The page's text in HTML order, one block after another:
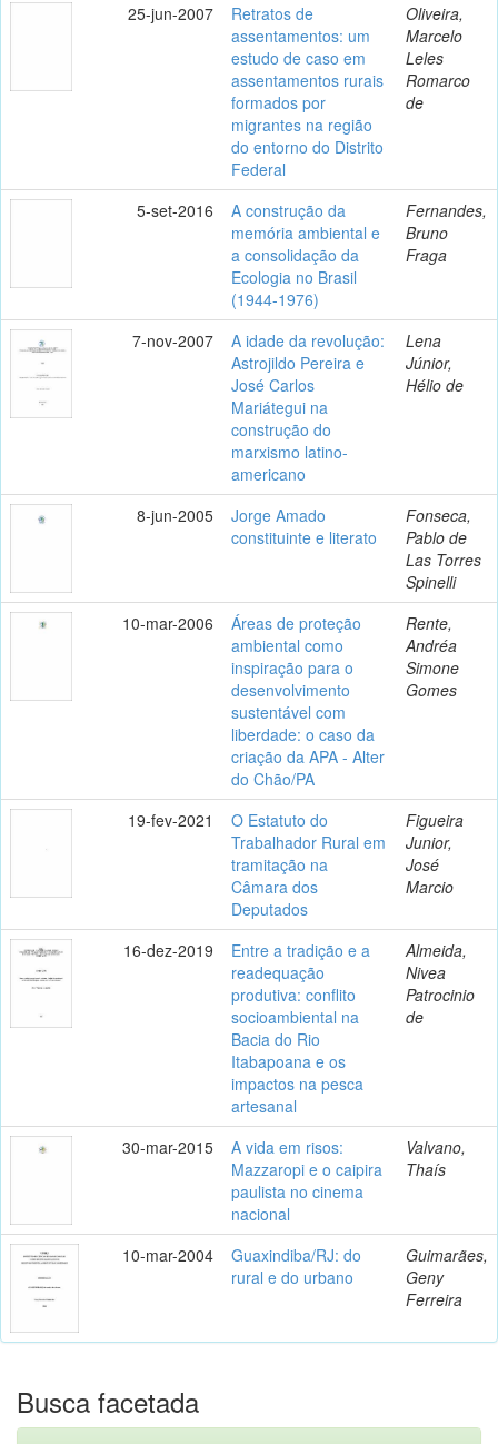
25-jun-2007
Retratos de
assentamentos: um
estudo de caso em
assentamentos rurais
formados por
migrantes na região
do entorno do Distrito
Federal
Oliveira,
Marcelo
Leles
Romarco
de
5-set-2016
A construção da
memória ambiental e
a consolidação da
Ecologia no Brasil
(1944-1976)
Fernandes,
Bruno
Fraga
7-nov-2007
A idade da revolução:
Astrojildo Pereira e
José Carlos
Mariátegui na
construção do
marxismo latino-
americano
Lena
Júnior,
Hélio de
8-jun-2005
Jorge Amado
constituinte e literato
Fonseca,
Pablo de
Las Torres
Spinelli
10-mar-2006
Áreas de proteção
ambiental como
inspiração para o
desenvolvimento
sustentável com
liberdade: o caso da
criação da APA - Alter
do Chão/PA
Rente,
Andréa
Simone
Gomes
19-fev-2021
O Estatuto do
Trabalhador Rural em
tramitação na
Câmara dos
Deputados
Figueira
Junior,
José
Marcio
16-dez-2019
Entre a tradição e a
readequação
produtiva: conflito
socioambiental na
Bacia do Rio
Itabapoana e os
impactos na pesca
artesanal
Almeida,
Nivea
Patrocinio
de
30-mar-2015
A vida em risos:
Mazzaropi e o caipira
paulista no cinema
nacional
Valvano,
Thaís
10-mar-2004
Guaxindiba/RJ: do
rural e do urbano
Guimarães,
Geny
Ferreira
Busca facetada